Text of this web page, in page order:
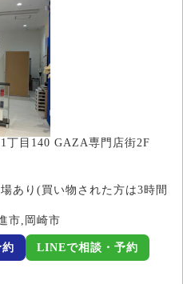
丁目140 GAZA専門店街2F
あり(買い物された方は3時間
市,岡崎市
LINEで相談・予約